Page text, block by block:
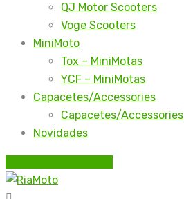
QJ Motor Scooters
Voge Scooters
MiniMoto
Tox – MiniMotas
YCF – MiniMotas
Capacetes/Accessories
Capacetes/Accessories
Novidades